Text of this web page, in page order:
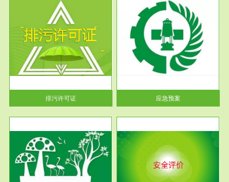
排污许可证
服务范围
应急预案
根据《中华人民共和国环境保护
法》第十九条 企业事业单位应
当按照...
应急预案
服务范围
安全评价